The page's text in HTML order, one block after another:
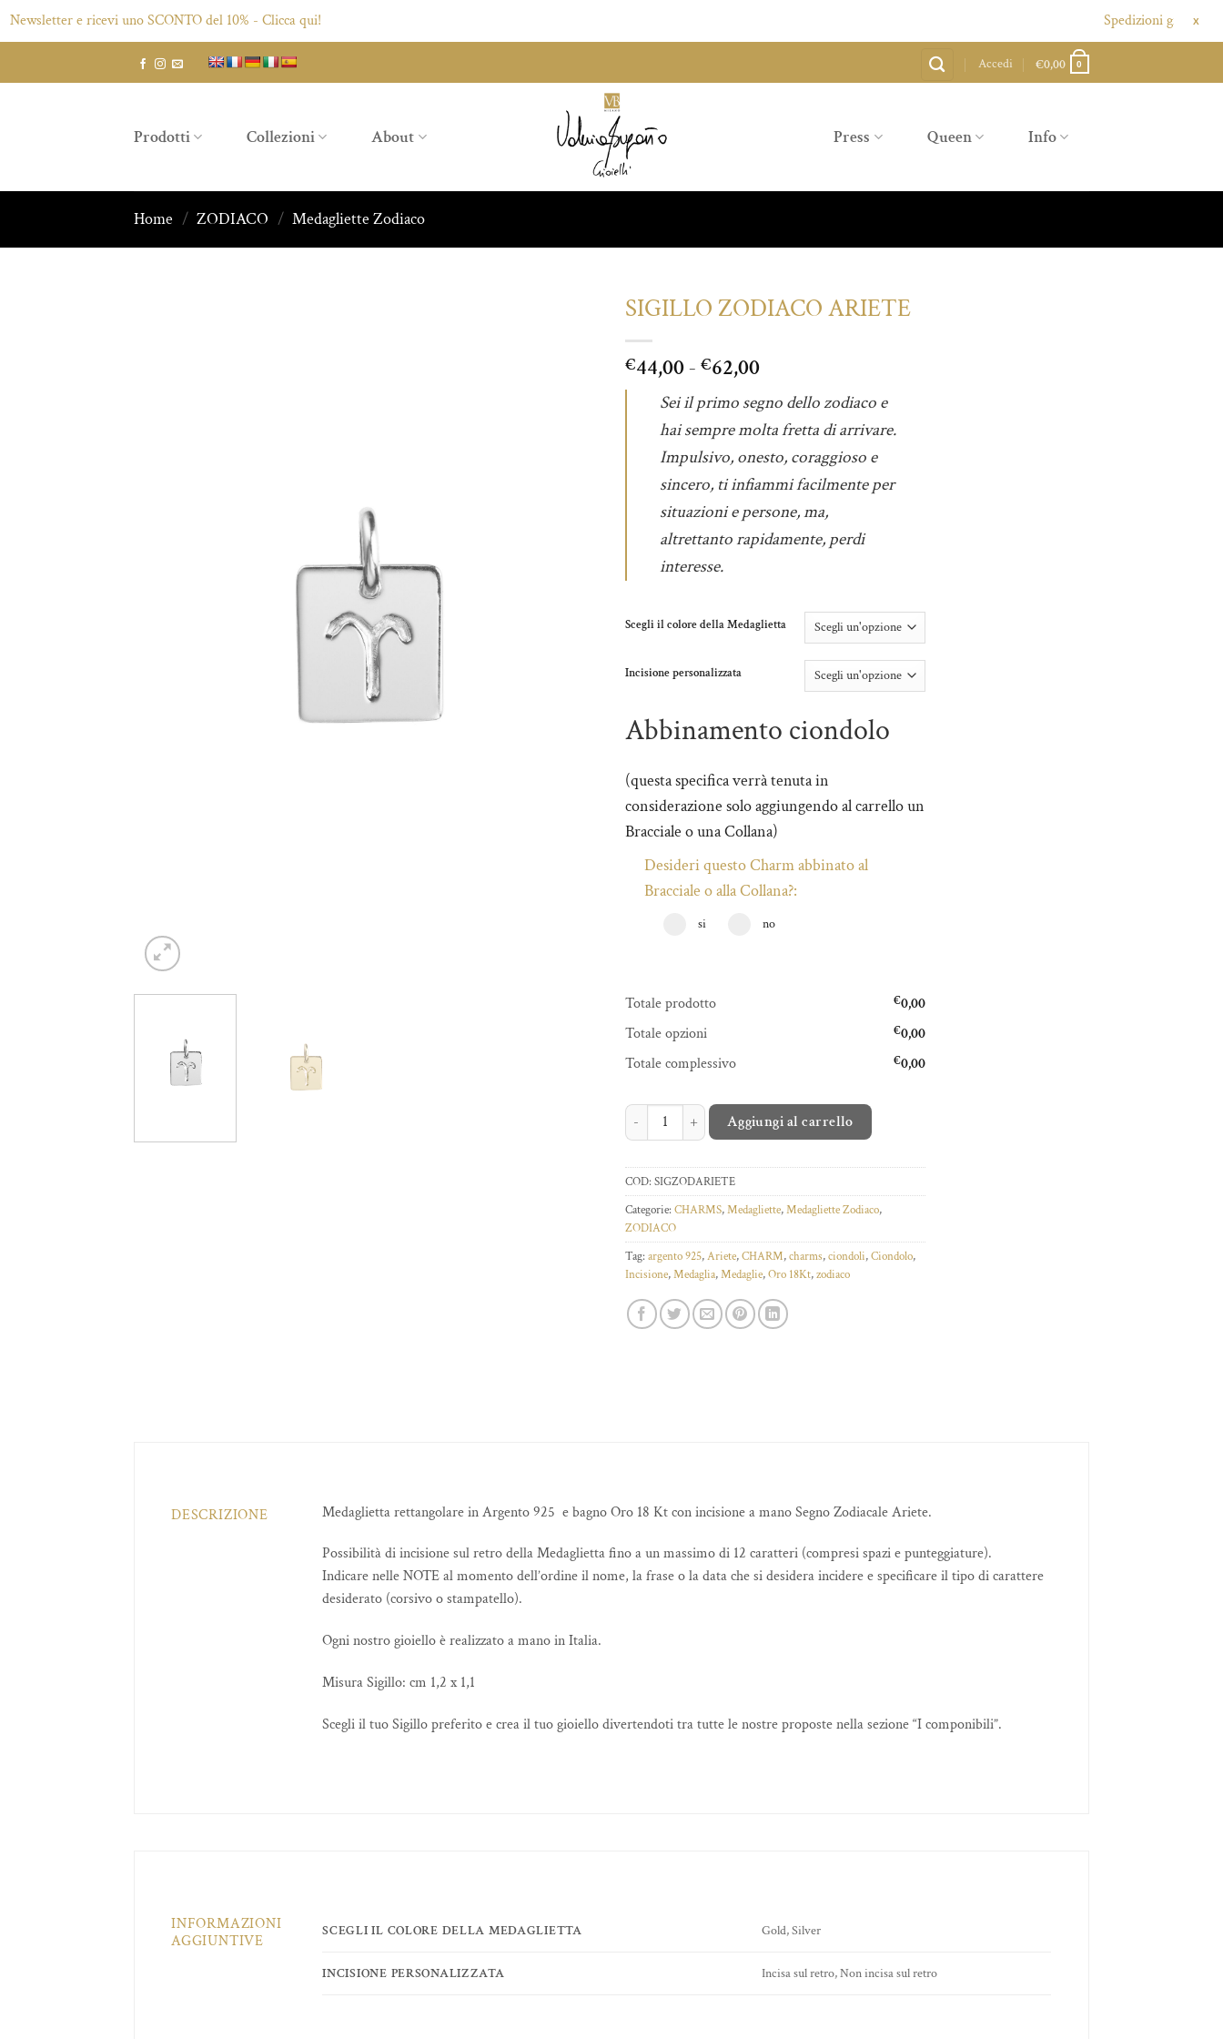
X
e ricevi uno SCONTO del 10% - Clicca qui!
Spedizioni gratuite sopra
Accedi €0,00 0
Prodotti Collezioni About Press Queen Info
Home / ZODIACO / Medagliette Zodiaco
SIGILLO ZODIACO ARIETE
€44,00- €62,00Fascia
prezzo:
da
€44,00
a
€62,00
Sei il primo segno dello zodiaco e
hai sempre molta fretta di arrivare.
Impulsivo, onesto, coraggioso e
sincero, ti infiammi facilmente per
situazioni e persone, ma,
altrettanto rapidamente, perdi
interesse.
Scegli il colore della Medaglietta
Incisione personalizzata
Abbinamento ciondolo
(questa specifica verrà tenuta in
considerazione solo aggiungendo al carrello un
Bracciale o una Collana)
Desideri questo Charm abbinato al
Bracciale o alla Collana?:
si no
Totale prodotto €0,00
Totale opzioni
€0,00
Totale complessivo
€0,00
SIGILLO ZODIACO ARIETE quantità
Aggiungi al carrello
COD: SIGZODARIETE
Categorie: CHARMS,Medagliette,Medagliette Zodiaco,
ZODIACO
Tag: argento 925,Ariete,CHARM,charms,ciondoli,Ciondolo,
Incisione,Medaglia,Medaglie,Oro 18Kt,zodiaco
DESCRIZIONE Medaglietta rettangolare in Argento 925 e bagno Oro 18 Kt con incisione a mano Segno Zodiacale Ariete.
Possibilità di incisione sul retro della Medaglietta fino a un massimo di 12 caratteri (compresi spazi e punteggiature).
Indicare nelle NOTE al momento dell’ordine il nome, la frase o la data che si desidera incidere e specificare il tipo di carattere
desiderato (corsivo o stampatello).
Ogni nostro gioiello è realizzato a mano in Italia.
Misura Sigillo: cm 1,2 x 1,1
Scegli il tuo Sigillo preferito e crea il tuo gioiello divertendoti tra tutte le nostre proposte nella sezione “I componibili”.
INFORMAZIONI
AGGIUNTIVE
SCEGLI IL COLORE DELLA MEDAGLIETTA Gold, Silver
INCISIONE PERSONALIZZATA Incisa sul retro, Non incisa sul retro